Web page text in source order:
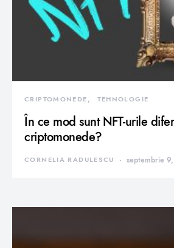
CRIPTOMONEDE TEHNOLOGIE
În ce mod sunt NFT-urile
criptomonede?
CORNELIA RADULESCU septembrie